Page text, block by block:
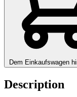
Dem Einkaufswagen
Description